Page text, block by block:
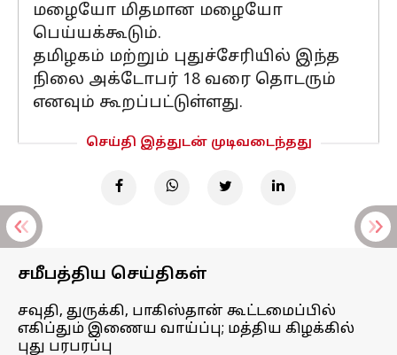
மழையோ மிதமான மழையோ
பெய்யக்கூடும்.
தமிழகம் மற்றும் புதுச்சேரியில் இந்த
நிலை அக்டோபர் 18 வரை தொடரும்
எனவும் கூறப்பட்டுள்ளது.
செய்தி இத்துடன் முடிவடைந்தது
சமீபத்திய செய்திகள்
சவுதி, துருக்கி, பாகிஸ்தான் கூட்டமைப்பில்
எகிப்தும் இணைய வாய்ப்பு; மத்திய கிழக்கில்
புது பரபரப்பு